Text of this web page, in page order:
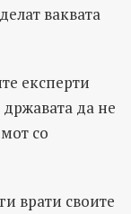
ваквата
експерти
да не
со
врати своите